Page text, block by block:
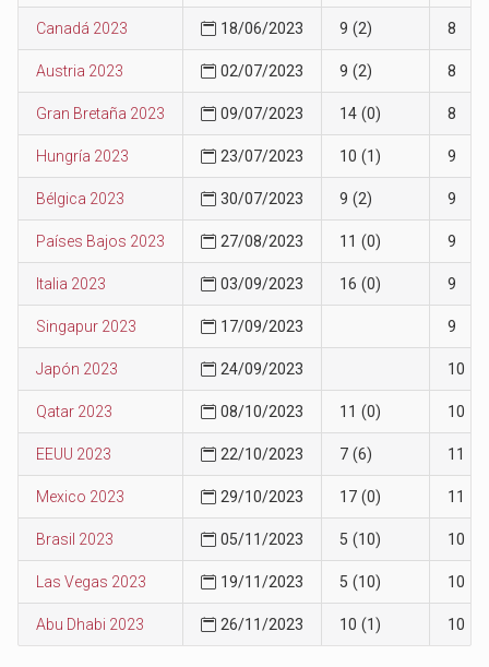
Canadá 2023 18/06/2023 9 (2) 8
Austria 2023 02/07/2023 9 (2) 8
Gran Bretaña 2023 09/07/2023 14 (0) 8
Hungría 2023 23/07/2023 10 (1) 9
Bélgica 2023 30/07/2023 9 (2) 9
Países Bajos 2023 27/08/2023 11 (0) 9
Italia 2023 03/09/2023 16 (0) 9
Singapur 2023 17/09/2023 9
Japón 2023 24/09/2023 10
Qatar 2023 08/10/2023 11 (0) 10
EEUU 2023 22/10/2023 7 (6) 11
Mexico 2023 29/10/2023 17 (0) 11
Brasil 2023 05/11/2023 5 (10) 10
Las Vegas 2023 19/11/2023 5 (10) 10
Abu Dhabi 2023 26/11/2023 10 (1) 10